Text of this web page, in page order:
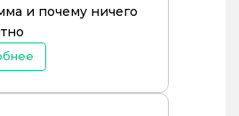
и почему ничего